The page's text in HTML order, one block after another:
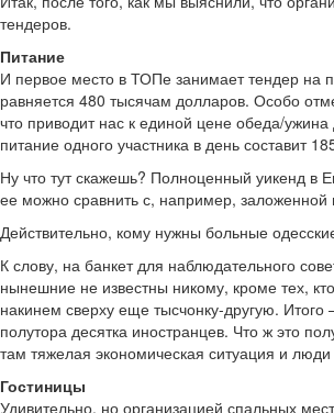
тендеров.
Питание
И первое место в ТОПе занимает тендер на
равняется 480 тысячам долларов. Особо
что приводит нас к единой цене обеда/
питание одного участника в день составит
Ну что тут скажешь? Полноценный уикенд в
ее можно сравнить с, например, заложенной
Действительно, кому нужны больные
К слову, на банкет для наблюдательного
нынешние не известны никому, кроме тех,
накинем сверху еще тысчонку-другую. Итого
полутора десятка иностранцев. Что ж это
там тяжелая экономическая ситуация и
Гостиницы
Удивительно, но организацией спальных